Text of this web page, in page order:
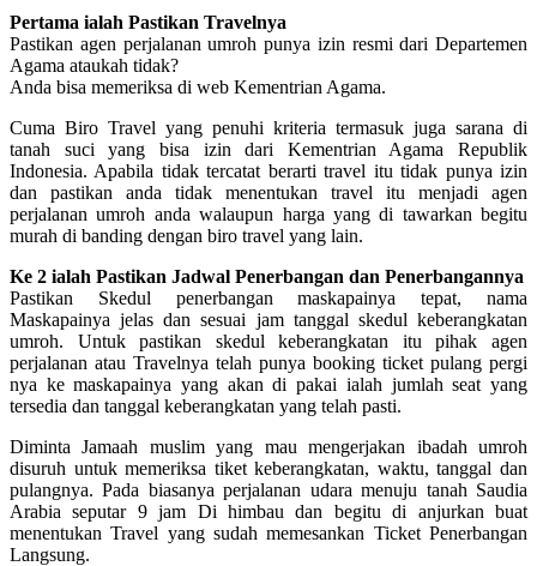
Pertama ialah Pastikan Travelnya
Pastikan agen perjalanan umroh punya izin resmi dari Departemen
Agama ataukah tidak?
Anda bisa memeriksa di web Kementrian Agama.
Cuma Biro Travel yang penuhi kriteria termasuk juga sarana di
tanah suci yang bisa izin dari Kementrian Agama Republik
Indonesia. Apabila tidak tercatat berarti travel itu tidak punya izin
dan pastikan anda tidak menentukan travel itu menjadi agen
perjalanan umroh anda walaupun harga yang di tawarkan begitu
murah di banding dengan biro travel yang lain.
Ke 2 ialah Pastikan Jadwal Penerbangan dan Penerbangannya
Pastikan Skedul penerbangan maskapainya tepat, nama
Maskapainya jelas dan sesuai jam tanggal skedul keberangkatan
umroh. Untuk pastikan skedul keberangkatan itu pihak agen
perjalanan atau Travelnya telah punya booking ticket pulang pergi
nya ke maskapainya yang akan di pakai ialah jumlah seat yang
tersedia dan tanggal keberangkatan yang telah pasti.
Diminta Jamaah muslim yang mau mengerjakan ibadah umroh
disuruh untuk memeriksa tiket keberangkatan, waktu, tanggal dan
pulangnya. Pada biasanya perjalanan udara menuju tanah Saudia
Arabia seputar 9 jam Di himbau dan begitu di anjurkan buat
menentukan Travel yang sudah memesankan Ticket Penerbangan
Langsung.